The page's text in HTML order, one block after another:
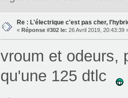
Re : L'électrique c'est pas cher,
« Réponse #302 le: 26 Avril 2019, 20:43:39
vroum et odeurs,
qu'une 125 dtlc